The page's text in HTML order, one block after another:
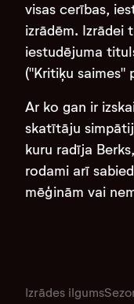
visas cerības,
izrādēm. Izrādei
iestudējuma
("Kritiķu saimes"
Ar ko gan ir
skatītāju
kuru radīja
rodami arī
mēģinām vai
Izrādes ilgums